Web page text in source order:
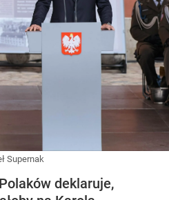
Supernak
deklaruje,